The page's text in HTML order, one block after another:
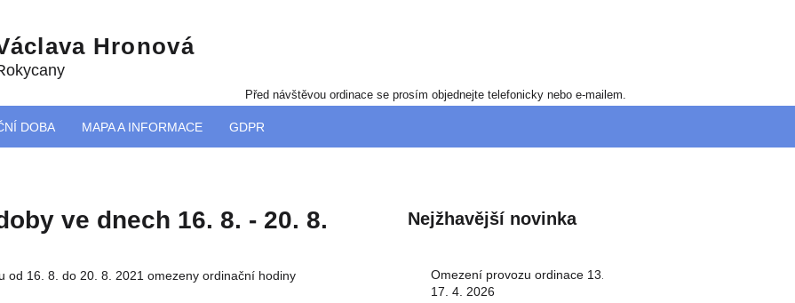
Hronová
Před návštěvou ordinace se prosím objednejte telefonicky nebo e-mailem.
DOBA MAPA A INFORMACE GDPR
ve dnech 16. 8. - 20. 8.
od 16. 8. do 20. 8. 2021 omezeny ordinační hodiny
Nejžhavější novinka
Omezení provozu ordinace 13. -
17. 4. 2026